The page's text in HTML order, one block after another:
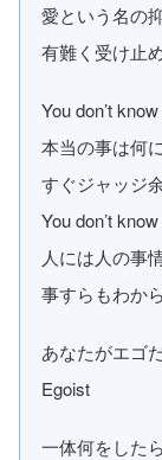
愛という名の
有難く受け止
You don’t
本当の事は何
すぐジャッジ
You don’t
人には人の事
事すらもわか
あなたがエゴ
Egoist
一体何をした